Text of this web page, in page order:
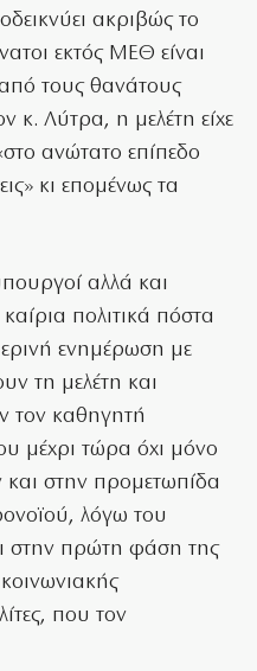
ακριβώς το
εκτός ΜΕΘ είναι
τους θανάτους
Λύτρα, η μελέτη είχε
ανώτατο επίπεδο
κι επομένως τα
αλλά και
πολιτικά πόστα
ενημέρωση με
τη μελέτη και
τον καθηγητή
μέχρι τώρα όχι μόνο
και στην προμετωπίδα
λόγω του
στην πρώτη φάση της
που τον